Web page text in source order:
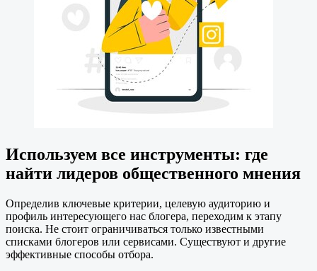
Используем все инструменты: где
найти лидеров общественного мнения
Определив ключевые критерии, целевую аудиторию и
профиль интересующего нас блогера, переходим к этапу
поиска. Не стоит ограничиваться только известными
списками блогеров или сервисами. Существуют и другие
эффективные способы отбора.